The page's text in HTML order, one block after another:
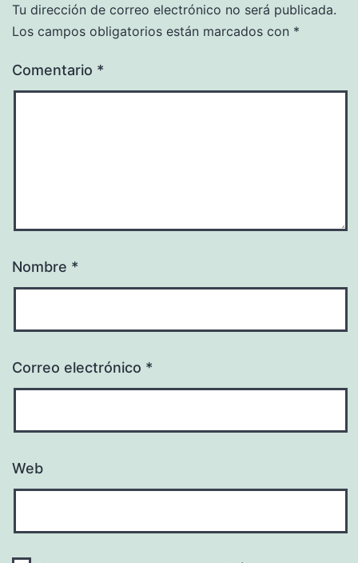
Tu dirección de correo electrónico no será publicada.
Los campos obligatorios están marcados con *
Comentario *
Nombre *
Correo electrónico *
Web